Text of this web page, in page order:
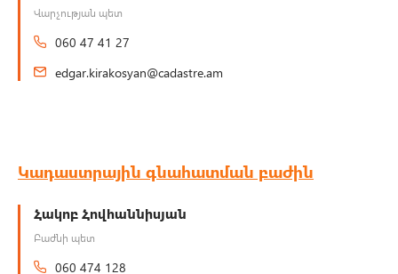
Վարչության պետ
060 47 41 27
edgar.kirakosyan@cadastre.am
Կադաստրային գնահատման բաժին
Հակոբ Հովհաննիսյան
Բաժնի պետ
060 474 128